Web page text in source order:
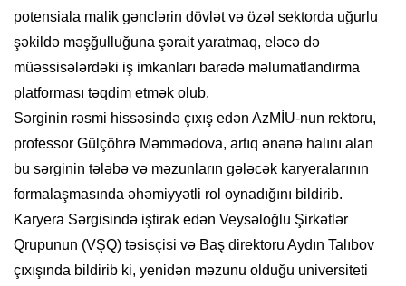
potensiala malik gənclərin dövlət və özəl sektorda uğurlu
şəkildə məşğulluğuna şərait yaratmaq, eləcə də
müəssisələrdəki iş imkanları barədə məlumatlandırma
platforması təqdim etmək olub.
Sərginin rəsmi hissəsində çıxış edən AzMİU-nun rektoru,
professor Gülçöhrə Məmmədova, artıq ənənə halını alan
bu sərginin tələbə və məzunların gələcək karyeralarının
formalaşmasında əhəmiyyətli rol oynadığını bildirib.
Karyera Sərgisində iştirak edən Veysəloğlu Şirkətlər
Qrupunun (VŞQ) təsisçisi və Baş direktoru Aydın Talıbov
çıxışında bildirib ki, yenidən məzunu olduğu universiteti